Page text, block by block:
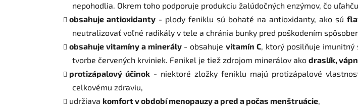
nepohodlia. Okrem toho podporuje produkciu žalúdočných enzýmov, čo
obsahuje antioxidanty - plody feniklu sú bohaté na antioxidanty, ako sú
neutralizovať voľné radikály v tele a chránia bunky pred poškodením
obsahuje vitamíny a minerály - obsahuje vitamín C, ktorý posilňuje imunitný
tvorbe červených krviniek. Fenikel je tiež zdrojom minerálov ako draslík,
protizápalový účinok- niektoré zložky feniklu majú protizápalové
celkovému zdraviu,
udržiava komfort v období menopauzy a pred a počas menštruácie,